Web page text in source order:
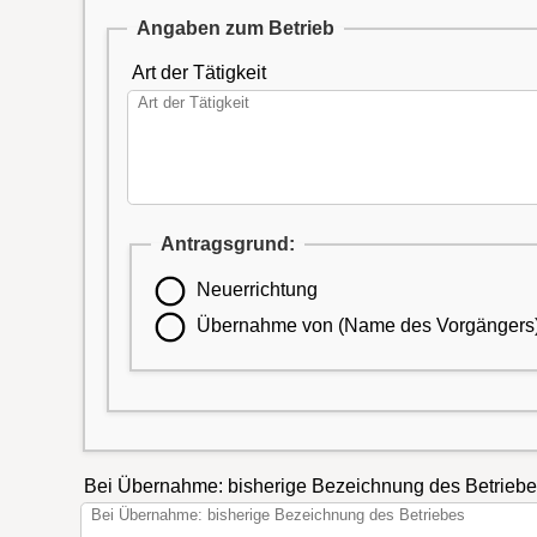
Angaben zum Betrieb
Art der Tätigkeit
Antragsgrund:
Neuerrichtung
Übernahme von (Name des
Bei Übernahme: bisherige Bezeichnung des